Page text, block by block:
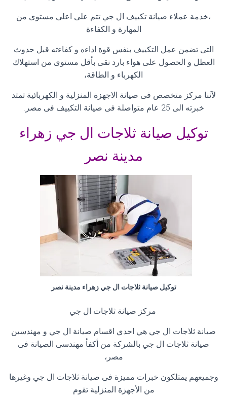
،خدمة عملاء صيانة تكييف ال جي تتم على اعلى مستوى من
المهارة و الكفاءة
التى تضمن عمل التكييف بنفس قوة اداءه و كفاءته قبل حدوث
العطل و الحصول على هواء بارد نقى بأقل مستوى من استهلاك
الكهرباء و الطاقة،
لآننا مركز متخصص فى صيانة الاجهزة المنزلية و الكهربائية تمتد
خبرته الى 25 عام متواصلة فى صيانة التكييف فى مصر.
توكيل صيانة ثلاجات ال جي زهراء
مدينة نصر
توكيل صيانة ثلاجات ال جي زهراء مدينة نصر
مركز صيانة ثلاجات ال جي
صيانة ثلاجات ال جي هي احدي اقسام صيانة ال جي و مهندسين
صيانة ثلاجات ال جي بالشركة من أكفأ مهندسى الصيانة فى
مصر،
وجميعهم يمتلكون خبرات مميزة فى صيانة ثلاجات ال جي وغيرها
من الأجهزة المنزلية تقوم